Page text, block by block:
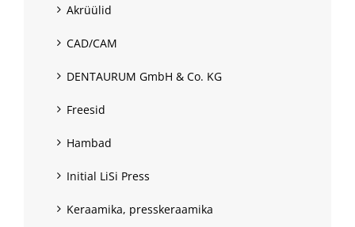
Akrüülid
CAD/CAM
DENTAURUM GmbH & Co. KG
Freesid
Hambad
Initial LiSi Press
Keraamika, presskeraamika